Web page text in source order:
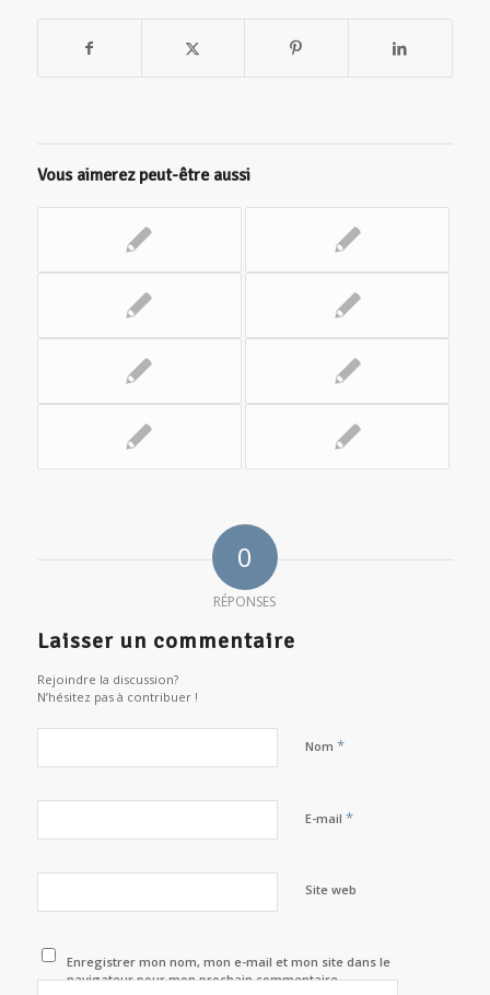
Vous aimerez peut-être aussi
0
RÉPONSES
Laisser un commentaire
Rejoindre la discussion?
N’hésitez pas à contribuer !
Nom *
E-mail *
Site web
Enregistrer mon nom, mon e-mail et mon site dans le
navigateur pour mon prochain commentaire.